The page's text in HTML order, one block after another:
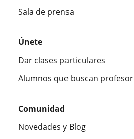
Sala de prensa
Únete
Dar clases particulares
Alumnos que buscan profesor
Comunidad
Novedades y Blog